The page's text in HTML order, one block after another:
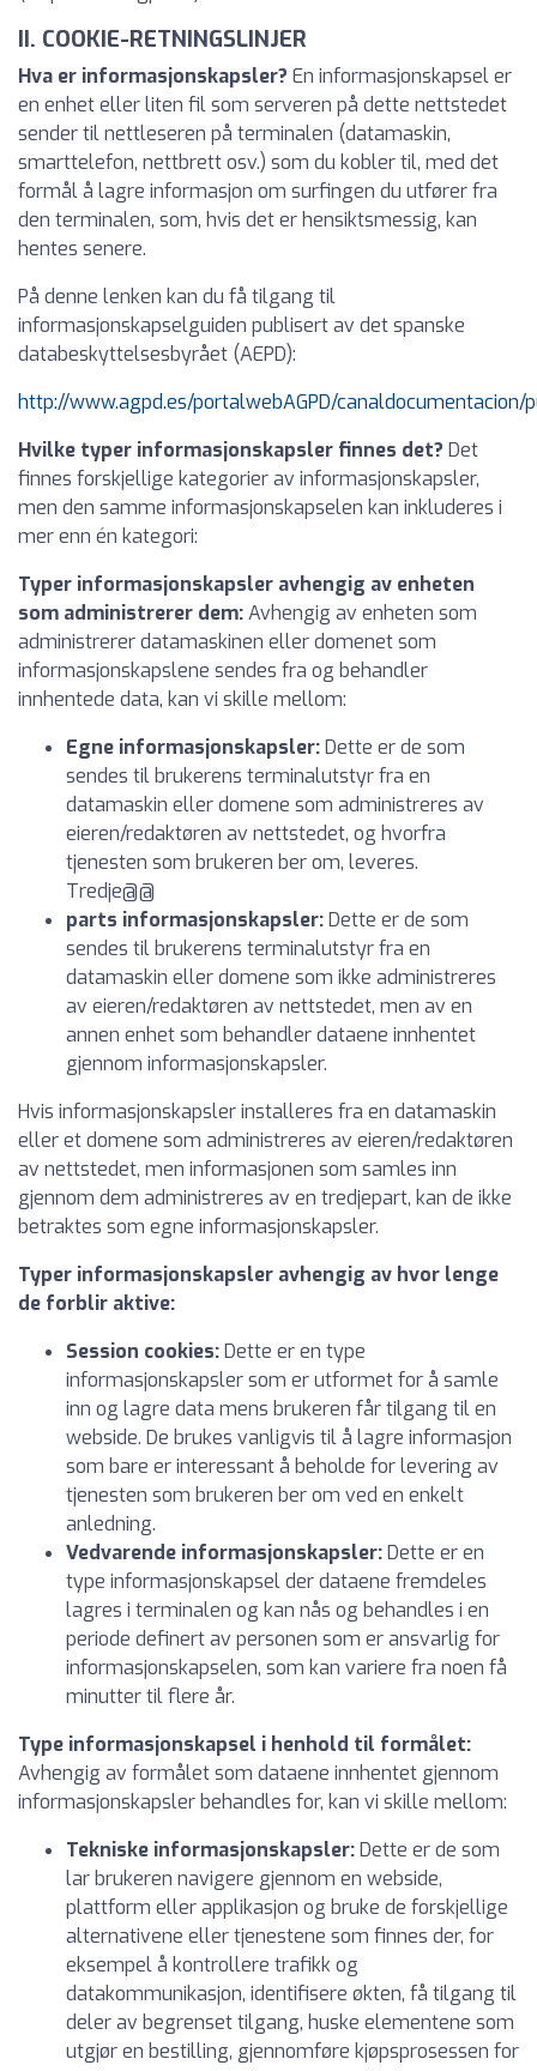
II. COOKIE-RETNINGSLINJER
Hva er informasjonskapsler? En informasjonskapsel er
en enhet eller liten fil som serveren på dette nettstedet
sender til nettleseren på terminalen (datamaskin,
smarttelefon, nettbrett osv.) som du kobler til, med det
formål å lagre informasjon om surfingen du utfører fra
den terminalen, som, hvis det er hensiktsmessig, kan
hentes senere.
På denne lenken kan du få tilgang til
informasjonskapselguiden publisert av det spanske
databeskyttelsesbyrået (AEPD):
http://www.agpd.es/portalwebAGPD/canaldocumentacion/
Hvilke typer informasjonskapsler finnes det? Det
finnes forskjellige kategorier av informasjonskapsler,
men den samme informasjonskapselen kan inkluderes i
mer enn én kategori:
Typer informasjonskapsler avhengig av enheten
som administrerer dem:Avhengig av enheten som
administrerer datamaskinen eller domenet som
informasjonskapslene sendes fra og behandler
innhentede data, kan vi skille mellom:
Egne informasjonskapsler:Dette er de som
sendes til brukerens terminalutstyr fra en
datamaskin eller domene som administreres av
eieren/redaktøren av nettstedet, og hvorfra
tjenesten som brukeren ber om, leveres.
Tredje@@
parts informasjonskapsler:Dette er de som
sendes til brukerens terminalutstyr fra en
datamaskin eller domene som ikke administreres
av eieren/redaktøren av nettstedet, men av en
annen enhet som behandler dataene innhentet
gjennom informasjonskapsler.
Hvis informasjonskapsler installeres fra en datamaskin
eller et domene som administreres av eieren/redaktøren
av nettstedet, men informasjonen som samles inn
gjennom dem administreres av en tredjepart, kan de ikke
betraktes som egne informasjonskapsler.
Typer informasjonskapsler avhengig av hvor lenge
de forblir aktive:
Session cookies:Dette er en type
informasjonskapsler som er utformet for å samle
inn og lagre data mens brukeren får tilgang til en
webside. De brukes vanligvis til å lagre informasjon
som bare er interessant å beholde for levering av
tjenesten som brukeren ber om ved en enkelt
anledning.
Vedvarende informasjonskapsler:Dette er en
type informasjonskapsel der dataene fremdeles
lagres i terminalen og kan nås og behandles i en
periode definert av personen som er ansvarlig for
informasjonskapselen, som kan variere fra noen få
minutter til flere år.
Type informasjonskapsel i henhold til formålet:
Avhengig av formålet som dataene innhentet gjennom
informasjonskapsler behandles for, kan vi skille mellom:
Tekniske informasjonskapsler:Dette er de som
lar brukeren navigere gjennom en webside,
plattform eller applikasjon og bruke de forskjellige
alternativene eller tjenestene som finnes der, for
eksempel å kontrollere trafikk og
datakommunikasjon, identifisere økten, få tilgang til
deler av begrenset tilgang, huske elementene som
utgjør en bestilling, gjennomføre kjøpsprosessen for